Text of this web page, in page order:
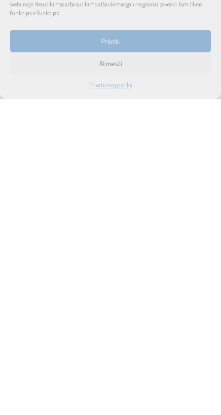
svetainėje. Nesutikimas arba sutikimo atšaukimas gali neigiamai paveikti tam tikras
funkcijas ir funkcijas.
Priimti
Atmesti
Privatumo politika
PASKYRA PAIEŠKA
kainos ir kokybės santykis.
INFORMACIJA
Prekių pristatymas ir grąžinimas